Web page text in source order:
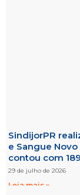
SindijorPR
e Sangue
contou com
29 de julho de 2026
Leia mais »